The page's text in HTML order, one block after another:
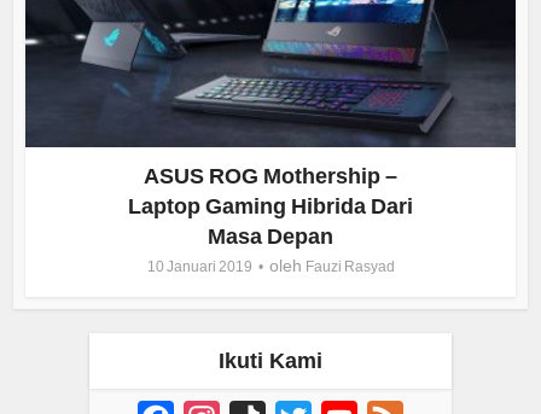
ASUS ROG Mothership –
Laptop Gaming Hibrida Dari
Masa Depan
10 Januari 2019 oleh Fauzi Rasyad
Ikuti Kami